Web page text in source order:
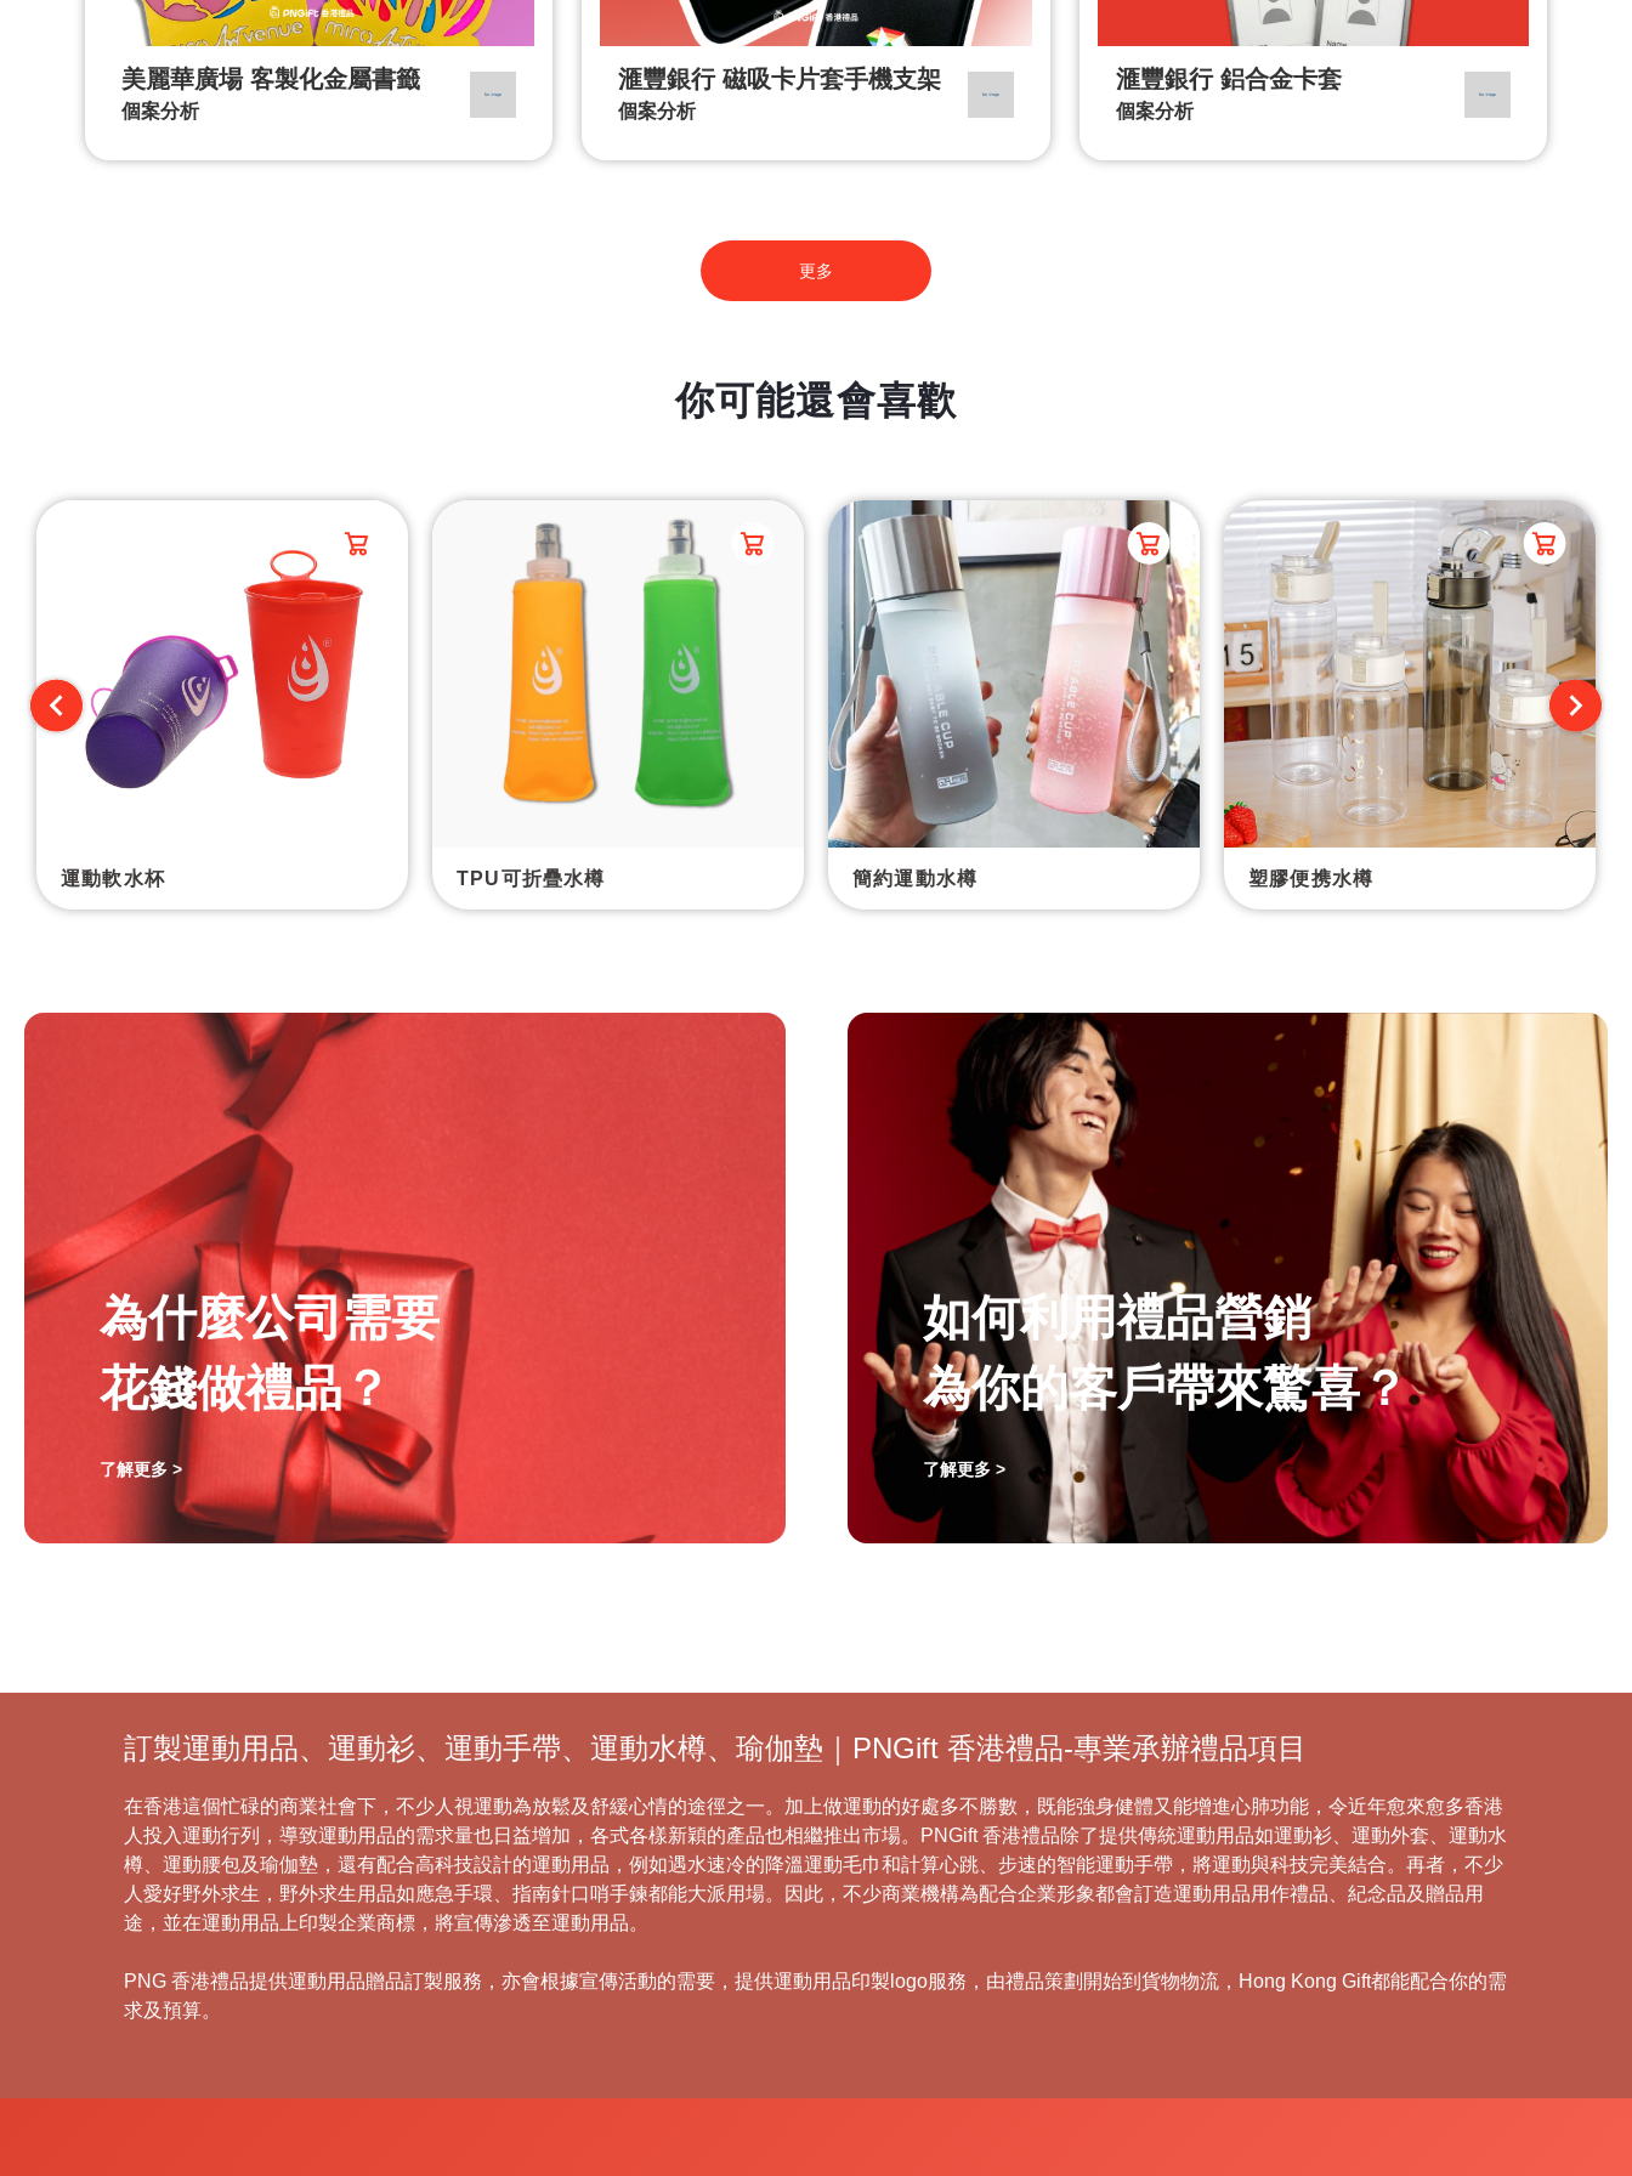
美麗華廣場 客製化金屬書籤
個案分析
滙豐銀行 磁吸卡片套手機支架
個案分析
滙豐銀行 鋁合金卡套
個案分析
更多
你可能還會喜歡
運動軟水杯 TPU可折疊水樽 簡約運動水樽 塑膠便携水樽
為什麼公司需要
花錢做禮品？
了解更多 >
如何利用禮品營銷
為你的客戶帶來驚喜？
了解更多 >
訂製運動用品、運動衫、運動手帶、運動水樽、瑜伽墊｜PNGift 香港禮品-專業承辦禮品項目
在香港這個忙碌的商業社會下，不少人視運動為放鬆及舒緩心情的途徑之一。加上做運動的好處多不勝數，既能強身健體又能增進心肺功能，令近年愈來愈多香港
人投入運動行列，導致運動用品的需求量也日益增加，各式各樣新穎的產品也相繼推出市場。PNGift 香港禮品除了提供傳統運動用品如運動衫、運動外套、運動水
樽、運動腰包及瑜伽墊，還有配合高科技設計的運動用品，例如遇水速冷的降溫運動毛巾和計算心跳、步速的智能運動手帶，將運動與科技完美結合。再者，不少
人愛好野外求生，野外求生用品如應急手環、指南針口哨手鍊都能大派用場。因此，不少商業機構為配合企業形象都會訂造運動用品用作禮品、紀念品及贈品用
途，並在運動用品上印製企業商標，將宣傳滲透至運動用品。
PNG 香港禮品提供運動用品贈品訂製服務，亦會根據宣傳活動的需要，提供運動用品印製logo服務，由禮品策劃開始到貨物物流，Hong Kong Gift都能配合你的需
求及預算。